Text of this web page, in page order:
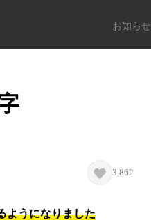
お知らせ
3,862
ようになりました